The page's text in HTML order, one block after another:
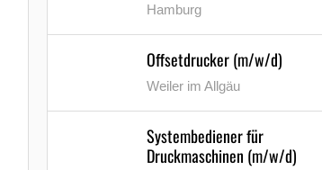
Hamburg
Offsetdrucker (m/w/d)
Weiler im Allgäu
Systembediener für
Druckmaschinen (m/w/d)